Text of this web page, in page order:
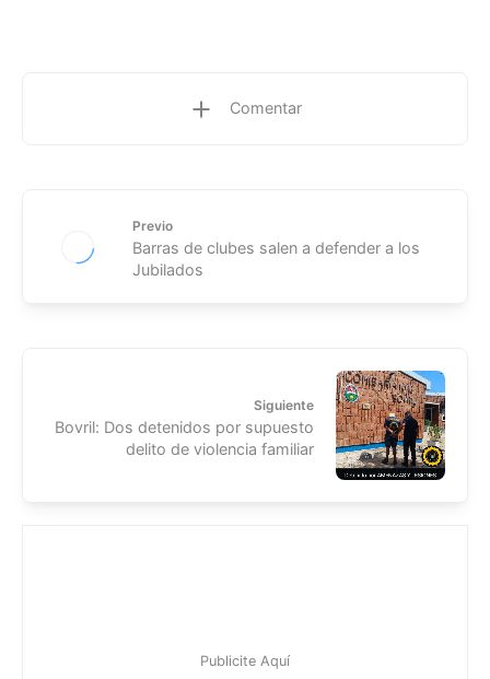
Comentar
Previo
Barras de clubes salen a defender a los
Jubilados
Siguiente
Bovril: Dos detenidos por supuesto
delito de violencia familiar